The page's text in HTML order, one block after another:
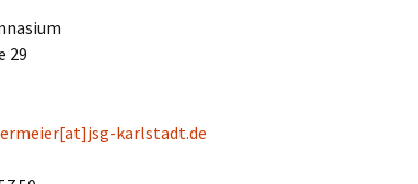
29
karlstadt.de